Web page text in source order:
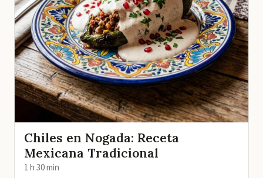
Chiles en Nogada: Receta
Mexicana Tradicional
1 h 30 min